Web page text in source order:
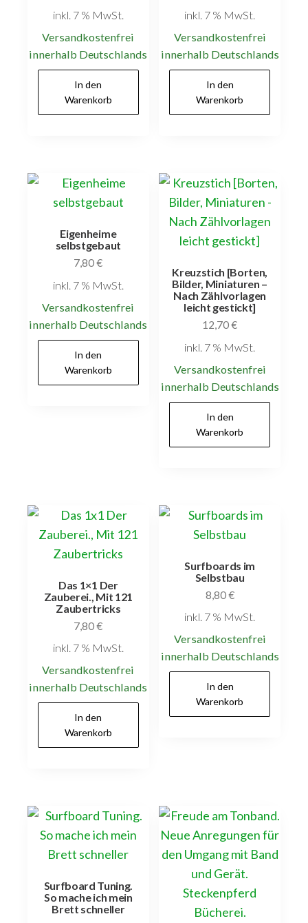
inkl. 7 % MwSt.
Versandkostenfrei
innerhalb Deutschlands
In den
Warenkorb
inkl. 7 % MwSt.
Versandkostenfrei
innerhalb Deutschlands
In den
Warenkorb
Eigenheime
selbstgebaut
7,80€
inkl. 7 % MwSt.
Versandkostenfrei
innerhalb Deutschlands
In den
Warenkorb
Kreuzstich [Borten,
Bilder, Miniaturen –
Nach Zählvorlagen
leicht gestickt]
12,70€
inkl. 7 % MwSt.
Versandkostenfrei
innerhalb Deutschlands
In den
Warenkorb
Das 1×1 Der
Zauberei., Mit 121
Zaubertricks
7,80€
inkl. 7 % MwSt.
Versandkostenfrei
innerhalb Deutschlands
In den
Warenkorb
Surfboards im
Selbstbau
8,80€
inkl. 7 % MwSt.
Versandkostenfrei
innerhalb Deutschlands
In den
Warenkorb
Surfboard Tuning.
So mache ich mein
Brett schneller